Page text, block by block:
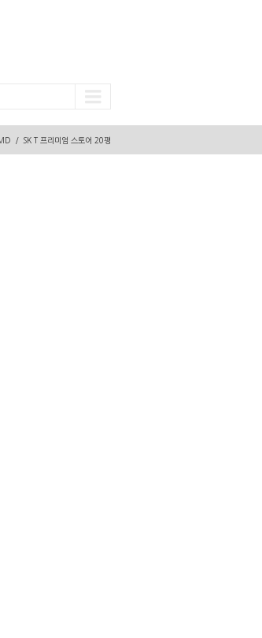
SK T 프리미엄 스토어 20평